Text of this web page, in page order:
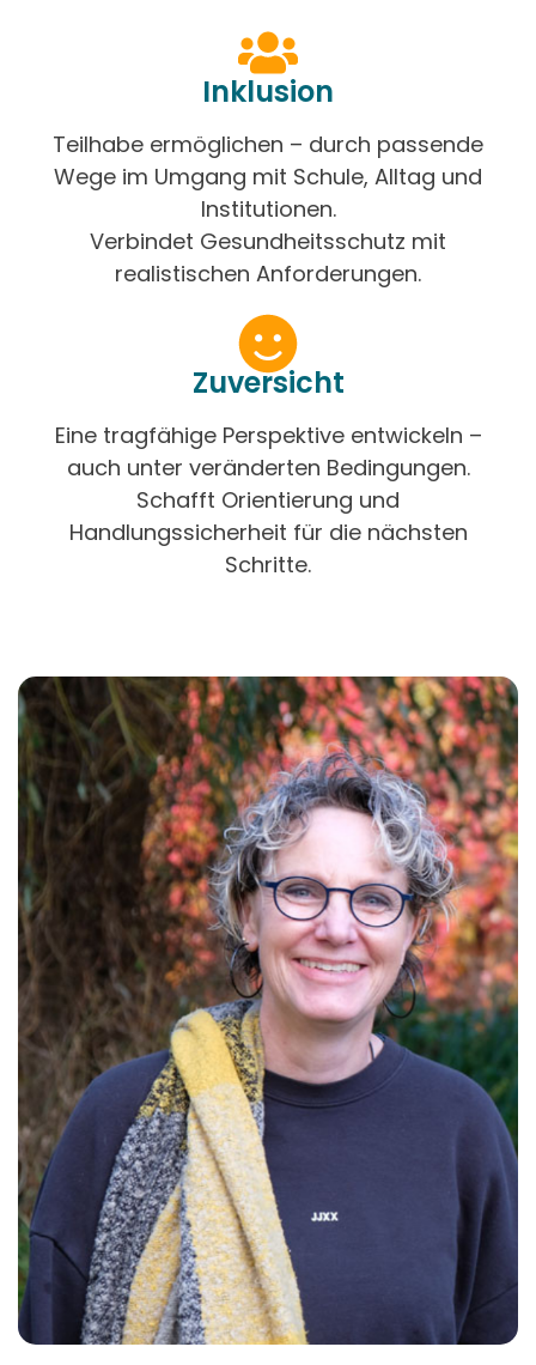
Inklusion
Teilhabe ermöglichen – durch passende
Wege im Umgang mit Schule, Alltag und
Institutionen.
Verbindet Gesundheitsschutz mit
realistischen Anforderungen.
‍Zuversicht
Eine tragfähige Perspektive entwickeln –
auch unter veränderten Bedingungen.
Schafft Orientierung und
Handlungssicherheit für die nächsten
Schritte.